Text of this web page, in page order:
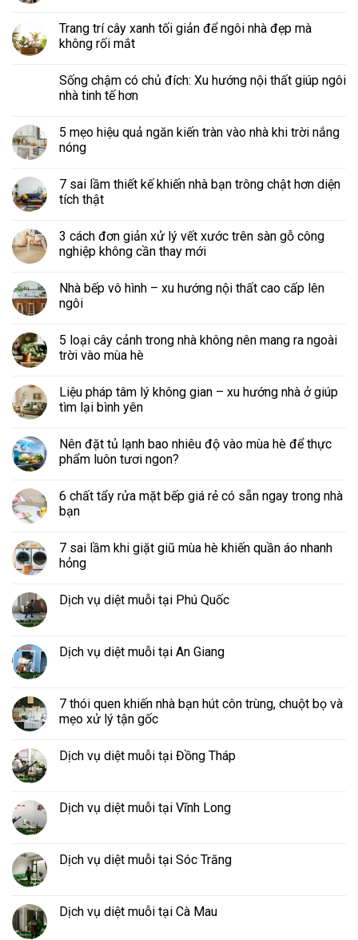
Trang trí cây xanh tối giản để ngôi nhà đẹp mà
không rối mắt
Sống chậm có chủ đích: Xu hướng nội thất giúp ngôi
nhà tinh tế hơn
5 mẹo hiệu quả ngăn kiến tràn vào nhà khi trời nắng
nóng
7 sai lầm thiết kế khiến nhà bạn trông chật hơn diện
tích thật
3 cách đơn giản xử lý vết xước trên sàn gỗ công
nghiệp không cần thay mới
Nhà bếp vô hình – xu hướng nội thất cao cấp lên
ngôi
5 loại cây cảnh trong nhà không nên mang ra ngoài
trời vào mùa hè
Liệu pháp tâm lý không gian – xu hướng nhà ở giúp
tìm lại bình yên
Nên đặt tủ lạnh bao nhiêu độ vào mùa hè để thực
phẩm luôn tươi ngon?
6 chất tẩy rửa mặt bếp giá rẻ có sẵn ngay trong nhà
bạn
7 sai lầm khi giặt giũ mùa hè khiến quần áo nhanh
hỏng
Dịch vụ diệt muỗi tại Phú Quốc
Dịch vụ diệt muỗi tại An Giang
7 thói quen khiến nhà bạn hút côn trùng, chuột bọ và
mẹo xử lý tận gốc
Dịch vụ diệt muỗi tại Đồng Tháp
Dịch vụ diệt muỗi tại Vĩnh Long
Dịch vụ diệt muỗi tại Sóc Trăng
Dịch vụ diệt muỗi tại Cà Mau